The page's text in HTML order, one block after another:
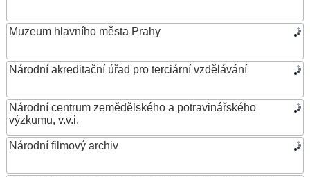
Muzeum hlavního města Prahy
Národní akreditační úřad pro terciární vzdělávání
Národní centrum zemědělského a potravinářského
výzkumu, v.v.i.
Národní filmový archiv